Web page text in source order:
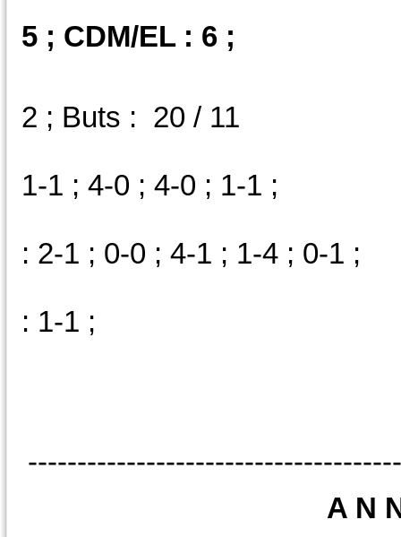
5 ; CDM/EL : 6 ;
2 ; Buts : 20 / 11
1-1 ; 4-0 ; 4-0 ; 1-1 ;
: 2-1 ; 0-0 ; 4-1 ; 1-4 ; 0-1 ;
: 1-1 ;
A N N